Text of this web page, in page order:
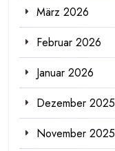
März 2026
Februar 2026
Januar 2026
Dezember 2025
November 2025